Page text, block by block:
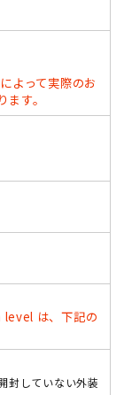
よって実際のお
す。
は、下記の
封していない外装